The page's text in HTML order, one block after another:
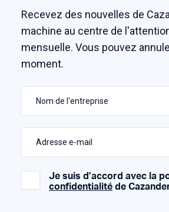
Recevez des nouvelles de
machine au centre de
mensuelle. Vous pouvez
moment.
Nom de l'entreprise
Adresse e-mail
Je suis d’accord avec la
confidentialité de